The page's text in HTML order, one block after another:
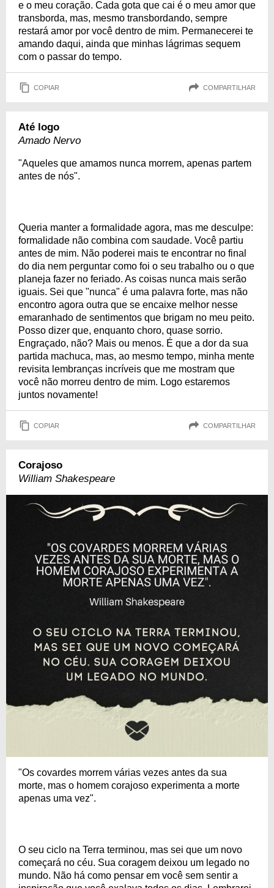
e o meu coração. Cada gota que cai é o meu amor que
transborda, mas, mesmo transbordando, sempre
restará amor por você dentro de mim. Permanecerei te
amando daqui, ainda que minhas lágrimas sequem
com o passar do tempo.
COPIAR COMPARTILHAR
Até logo
Amado Nervo
"Aqueles que amamos nunca morrem, apenas partem
antes de nós".
Queria manter a formalidade agora, mas me desculpe:
formalidade não combina com saudade. Você partiu
antes de mim. Não poderei mais te encontrar no final
do dia nem perguntar como foi o seu trabalho ou o que
planeja fazer no feriado. As coisas nunca mais serão
iguais. Sei que "nunca" é uma palavra forte, mas não
encontro agora outra que se encaixe melhor nesse
emaranhado de sentimentos que brigam no meu peito.
Posso dizer que, enquanto choro, quase sorrio.
Engraçado, não? Mais ou menos. É que a dor da sua
partida machuca, mas, ao mesmo tempo, minha mente
revisita lembranças incríveis que me mostram que
você não morreu dentro de mim. Logo estaremos
juntos novamente!
COPIAR COMPARTILHAR
Corajoso
William Shakespeare
"Os covardes morrem várias vezes antes da sua
morte, mas o homem corajoso experimenta a morte
apenas uma vez".
O seu ciclo na Terra terminou, mas sei que um novo
começará no céu. Sua coragem deixou um legado no
mundo. Não há como pensar em você sem sentir a